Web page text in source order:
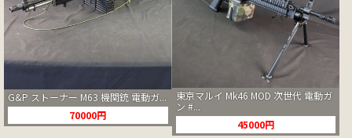
G&P ストーナー M63 機関銃 電動ガ...
70000円
東京マルイ Mk46 MOD 次世代 電動ガ
ン #...
45000円